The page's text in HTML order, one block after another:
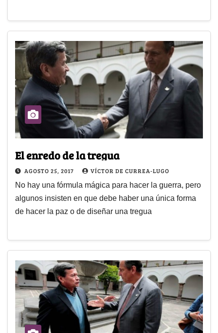
El enredo de la tregua
AGOSTO 25, 2017 VÍCTOR DE CURREA-LUGO
No hay una fórmula mágica para hacer la guerra, pero
algunos insisten en que debe haber una única forma
de hacer la paz o de diseñar una tregua